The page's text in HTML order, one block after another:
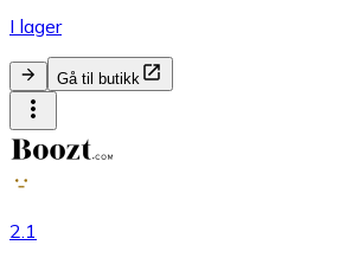
I lager
Gå til butikk
2.1